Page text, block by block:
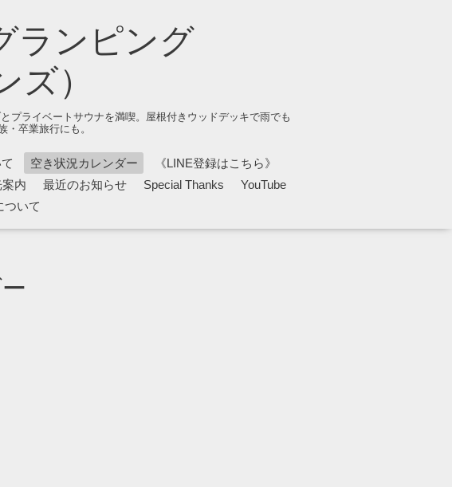
ランピング
ズ）
プライベートサウナを満喫。屋根付きウッドデッキで雨でも
卒業旅行にも。
空き状況カレンダー
《LINE登録はこちら》
内 最近のお知らせ Special Thanks
YouTube
ついて